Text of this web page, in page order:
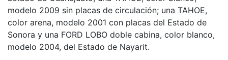
modelo 2009 sin placas de circulación; una TAHOE,
color arena, modelo 2001 con placas del Estado de
Sonora y una FORD LOBO doble cabina, color blanco,
modelo 2004, del Estado de Nayarit.